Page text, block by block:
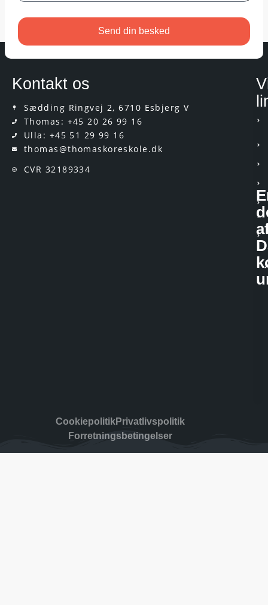
Send din besked
Kontakt os
Sædding Ringvej 2, 6710 Esbjerg V
Thomas: +45 20 26 99 16
Ulla: +45 51 29 99 16
thomas@thomaskoreskole.dk
CVR 32189334
CookiepolitikPrivatlivspolitik
Forretningsbetingelser